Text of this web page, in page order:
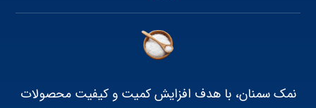
نمک سمنان، با هدف افزایش کمیت و کیفیت محصولات